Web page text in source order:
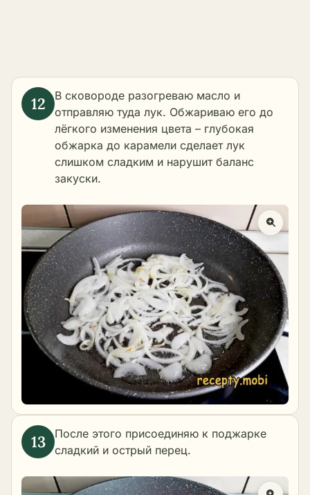
В сковороде разогреваю масло и
отправляю туда лук. Обжариваю его до
лёгкого изменения цвета – глубокая
обжарка до карамели сделает лук
слишком сладким и нарушит баланс
закуски.
После этого присоединяю к поджарке
сладкий и острый перец.